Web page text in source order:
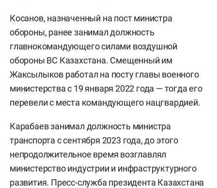
Косанов, назначенный на пост министра
обороны, ранее занимал должность
главнокомандующего силами воздушной
обороны ВС Казахстана. Смещенный им
Жаксылыков работал на посту главы военного
министерства с 19 января 2022 года — тогда его
перевели с места командующего нацгвардией.
Карабаев занимал должность министра
транспорта с сентября 2023 года, до этого
непродолжительное время возглавлял
министерство индустрии и инфраструктурного
развития. Пресс-служба президента Казахстана